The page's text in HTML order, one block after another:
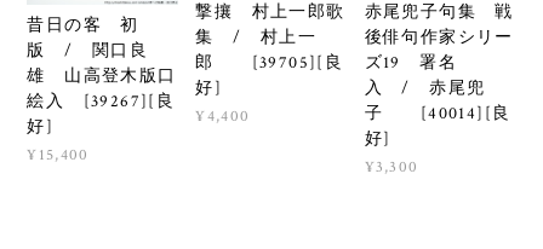
昔日の客 初
版 / 関口良
雄 山高登木版口
絵入 [39267][良
好]
¥15,400
撃攘 村上一郎歌
集 / 村上一
郎 [39705][良
好]
¥4,400
赤尾兜子句集 戦
後俳句作家シリー
ズ19 署名
入 / 赤尾兜
子 [40014][良
好]
¥3,300